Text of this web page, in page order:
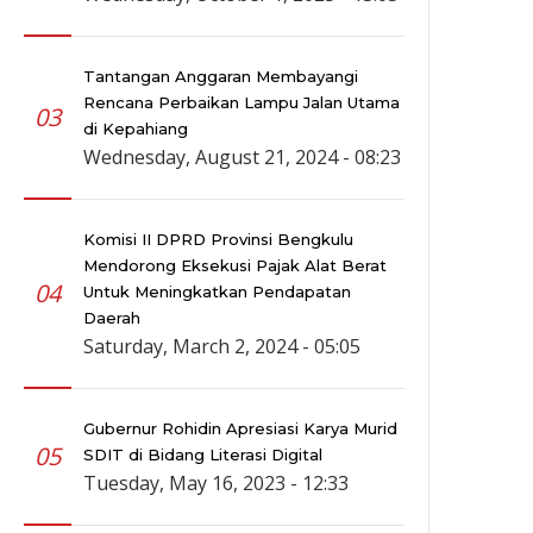
03
Tantangan Anggaran Membayangi
Rencana Perbaikan Lampu Jalan Utama
di Kepahiang
Wednesday, August 21, 2024 - 08:23
04
Komisi II DPRD Provinsi Bengkulu
Mendorong Eksekusi Pajak Alat Berat
Untuk Meningkatkan Pendapatan
Daerah
Saturday, March 2, 2024 - 05:05
05
Gubernur Rohidin Apresiasi Karya Murid
SDIT di Bidang Literasi Digital
Tuesday, May 16, 2023 - 12:33